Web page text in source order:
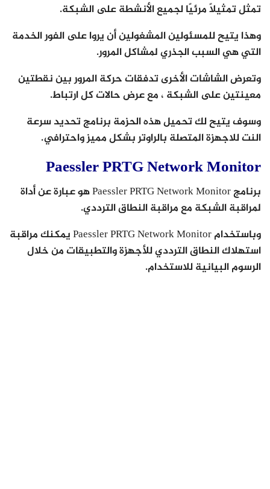
تمثل تمثيلًا مرئيًا لجميع الأنشطة على الشبكة.
وهذا يتيح للمسئولين المشغولين أن يروا على الفور الخدمة
التي هي السبب الجذري لمشاكل المرور.
وتعرض الشاشات الأخرى تدفقات حركة المرور بين نقطتين
معينتين على الشبكة ، مع عرض حالات كل ارتباط.
وسوف يتيح لك تحميل هذه الحزمة برنامج تحديد سرعة
النت للاجهزة المتصلة بالراوتر بشكل مميز واحترافي.
Paessler PRTG Network Monitor
برنامج Paessler PRTG Network Monitor هو عبارة عن أداة
لمراقبة الشبكة مع مراقبة النطاق الترددي.
وباستخدام Paessler PRTG Network Monitor يمكنك مراقبة
استهلاك النطاق الترددي للأجهزة والتطبيقات من خلال
الرسوم البيانية للاستخدام.